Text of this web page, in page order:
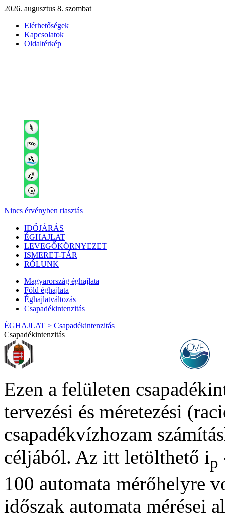
2026. augusztus 8. szombat
Elérhetőségek
Kapcsolatok
Oldaltérkép
Nincs érvényben riasztás
IDŐJÁRÁS
ÉGHAJLAT
LEVEGŐKÖRNYEZET
ISMERET-TÁR
RÓLUNK
Magyarország éghajlata
Föld éghajlata
Éghajlatváltozás
Csapadékintenzitás
ÉGHAJLAT > Csapadékintenzitás
Csapadékintenzitás
Ezen a felületen
tervezési és méretezési
csapadékvízhozam
céljából. Az itt letölthető ip
100 automata mérőhelyre
időszak automata mérései